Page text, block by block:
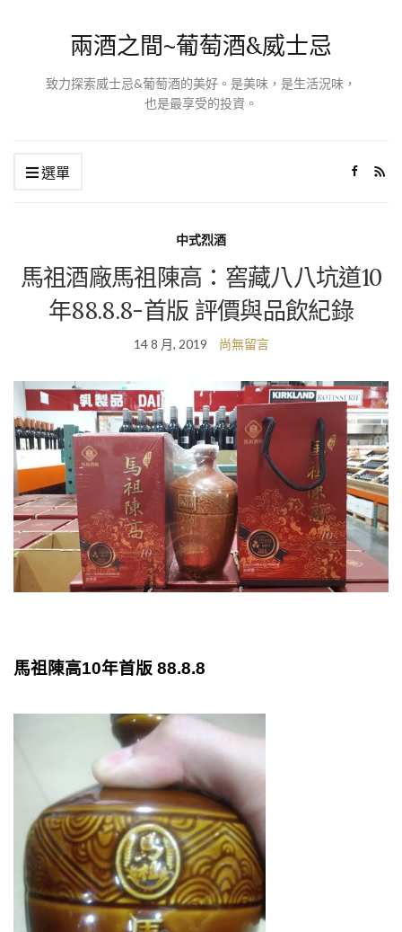
兩酒之間~葡萄酒&威士忌
致力探索威士忌&葡萄酒的美好。是美味，是生活況味，
也是最享受的投資。
選單
中式烈酒
馬祖酒廠馬祖陳高：窖藏八八坑道10
年88.8.8-首版 評價與品飲紀錄
14 8 月, 2019 尚無留言
馬祖陳高10年首版 88.8.8